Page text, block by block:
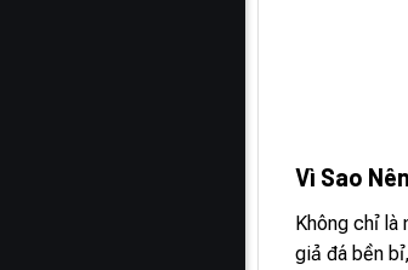
Vì Sao
Không chỉ
giả đá bền